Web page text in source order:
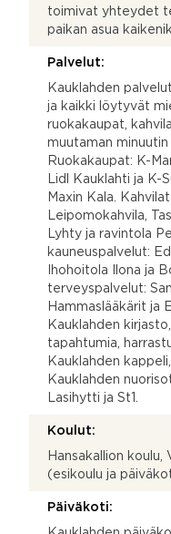
toimivat yhteydet
paikan asua
Palvelut:
Kauklahden
ja kaikki löytyvät
ruokakaupat,
muutaman minuutin
Ruokakaupat: K-
Lidl Kauklahti ja K-
Maxin Kala.
Leipomokahvila,
Lyhty ja ravintola
kauneuspalvelut:
Ihohoitola Ilona ja
terveyspalvelut:
Hammaslääkärit ja
Kauklahden
tapahtumia,
Kauklahden
Kauklahden
Lasihytti ja St1.
Koulut:
Hansakallion koulu,
(esikoulu ja
Päiväkoti: